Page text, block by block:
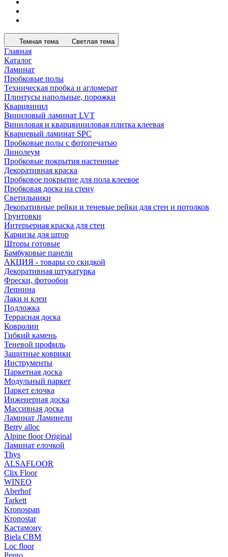
Темная тема Светлая тема
Главная
Каталог
Ламинат
Пробковые полы
Техническая пробка и агломерат
Плинтусы напольные, порожки
Кварцвинил
Виниловый ламинат LVT
Виниловая и кварцвиниловая плитка клеевая
Кварцевый ламинат SPC
Пробковые полы с фотопечатью
Линолеум
Пробковые покрытия настенные
Декоративная краска
Пробковое покрытие для пола клеевое
Пробковая доска на стену
Светильники
Декоративные рейки и теневые рейки для стен и потолков
Грунтовки
Интерьерная краска для стен
Карнизы для штор
Шторы готовые
Бамбуковые панели
АКЦИЯ - товары со скидкой
Декоративная штукатурка
Фрески, фотообои
Лепнина
Лаки и клеи
Подложка
Террасная доска
Ковролин
Гибкий камень
Теневой профиль
Защитные коврики
Инструменты
Паркетная доска
Модульный паркет
Паркет елочка
Инженерная доска
Массивная доска
Ламинат Ламинели
Berry alloc
Alpine floor Original
Ламинат елочкой
Thys
ALSAFLOOR
Clix Floor
WINEO
Aberhof
Tarkett
Kronospan
Kronostar
Кастамону
Biela CBM
Loc floor
Pergo